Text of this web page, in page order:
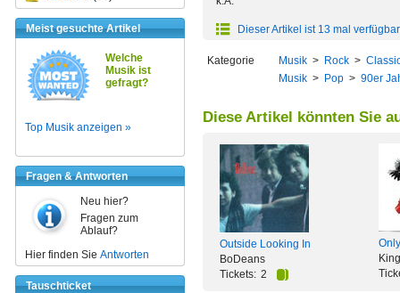
Meist gesuchte Artikel
Welche
Musik ist
gefragt?
Top Musik anzeigen »
Fragen & Antworten
Neu hier?
Fragen zum
Ablauf?
Hier finden Sie Antworten
Tauschticket
Dieser Artikel ist 13 mal verfügbar
Kategorie Musik > Rock >
Musik > Pop > 90er
Diese Artikel könnten Sie
Outside Looking In
BoDeans
Tickets: 2